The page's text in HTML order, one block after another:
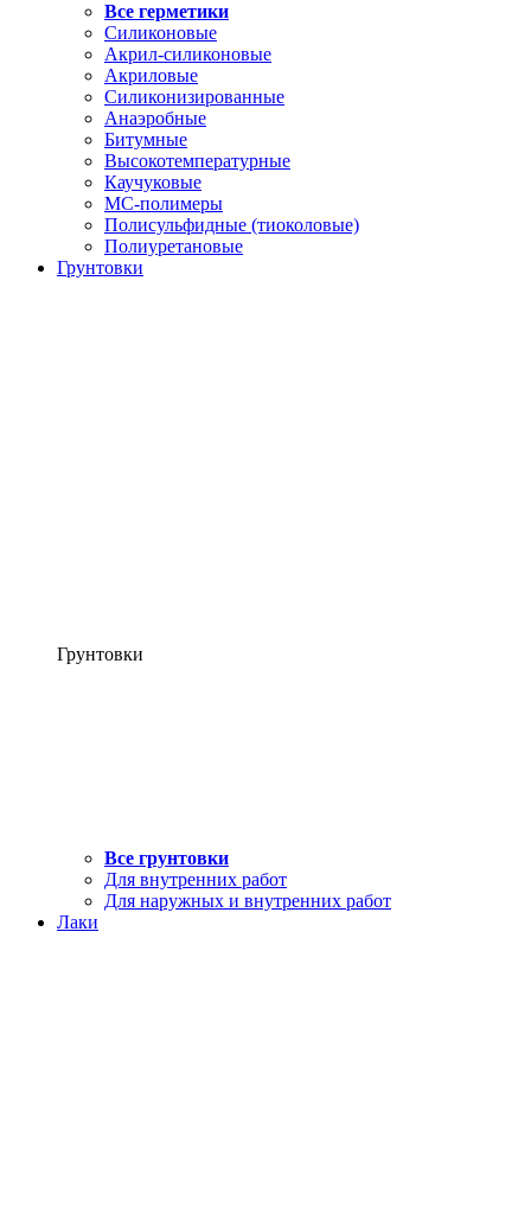
Все герметики
Силиконовые
Акрил-силиконовые
Акриловые
Силиконизированные
Анаэробные
Битумные
Высокотемпературные
Каучуковые
МС-полимеры
Полисульфидные (тиоколовые)
Полиуретановые
Грунтовки
Грунтовки
Все грунтовки
Для внутренних работ
Для наружных и внутренних работ
Лаки